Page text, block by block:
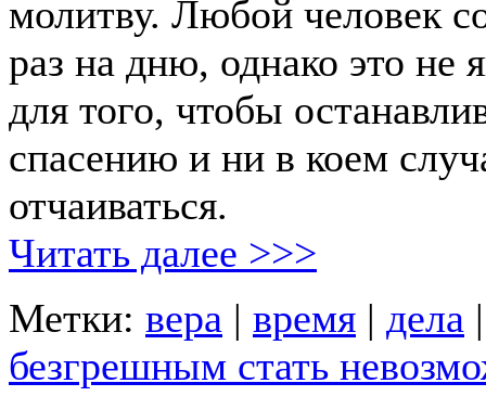
молитву. Любой человек
раз на дню, однако это не
для того, чтобы
спасению и ни в коем
отчаиваться.
Читать далее >>>
Метки: вера | время | дела
безгрешным стать